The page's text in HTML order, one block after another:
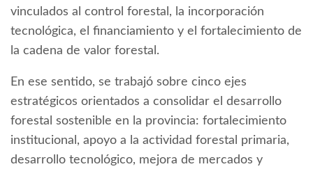
vinculados al control forestal, la incorporación
tecnológica, el financiamiento y el fortalecimiento de
la cadena de valor forestal.
En ese sentido, se trabajó sobre cinco ejes
estratégicos orientados a consolidar el desarrollo
forestal sostenible en la provincia: fortalecimiento
institucional, apoyo a la actividad forestal primaria,
desarrollo tecnológico, mejora de mercados y